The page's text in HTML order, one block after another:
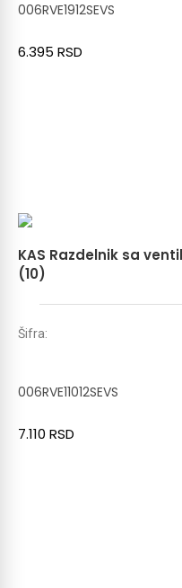
006RVE1912SEVS
6.395 RSD
KAS Razdelnik sa
(10)
Šifra:
006RVE11012SEVS
7.110 RSD